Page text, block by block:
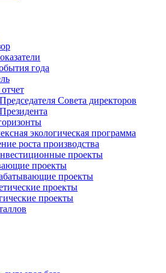
года
Совета директоров
экологическая программа
роста производства
проекты
проекты
проекты
проекты
проекты